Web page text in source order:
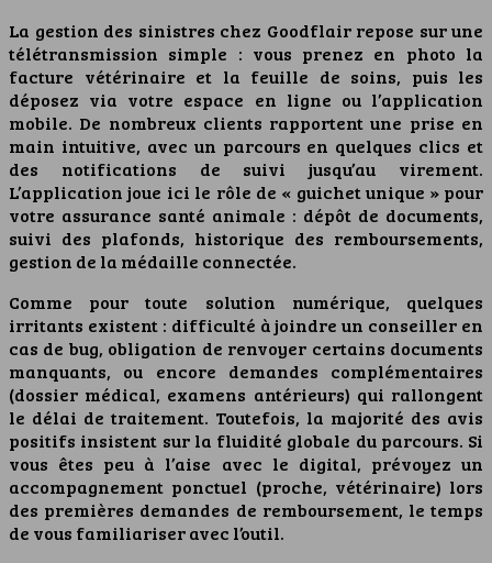
La gestion des sinistres chez Goodflair repose sur une
télétransmission simple : vous prenez en photo la
facture vétérinaire et la feuille de soins, puis les
déposez via votre espace en ligne ou l’application
mobile. De nombreux clients rapportent une prise en
main intuitive, avec un parcours en quelques clics et
des notifications de suivi jusqu’au virement.
L’application joue ici le rôle de « guichet unique » pour
votre assurance santé animale : dépôt de documents,
suivi des plafonds, historique des remboursements,
gestion de la médaille connectée.
Comme pour toute solution numérique, quelques
irritants existent : difficulté à joindre un conseiller en
cas de bug, obligation de renvoyer certains documents
manquants, ou encore demandes complémentaires
(dossier médical, examens antérieurs) qui rallongent
le délai de traitement. Toutefois, la majorité des avis
positifs insistent sur la fluidité globale du parcours. Si
vous êtes peu à l’aise avec le digital, prévoyez un
accompagnement ponctuel (proche, vétérinaire) lors
des premières demandes de remboursement, le temps
de vous familiariser avec l’outil.